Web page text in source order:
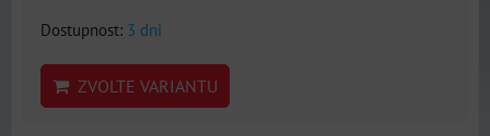
Dostupnost: 3 dni
ZVOLTE VARIANTU